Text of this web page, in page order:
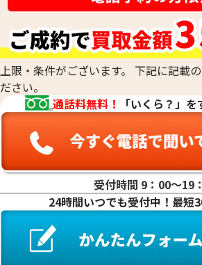
上限・条件がございます。 下記に記載
ださい。
通話料無料！
「いくら？」
受付時間 9：00〜19
24時間いつでも受付中！最短